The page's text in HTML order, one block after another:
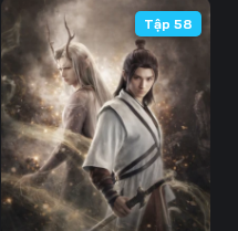
48
51
54
57
60
Tập 58